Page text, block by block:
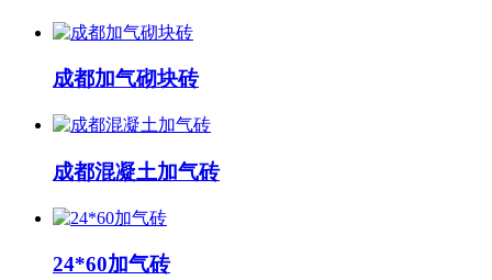
成都加气砌块砖
成都混凝土加气砖
24*60加气砖